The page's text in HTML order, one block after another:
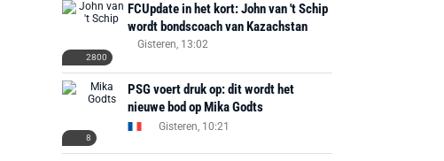
2800
FCUpdate in het kort: John van 't Schip
wordt bondscoach van Kazachstan
Gisteren, 13:02
8
PSG voert druk op: dit wordt het
nieuwe bod op Mika Godts
Gisteren, 10:21